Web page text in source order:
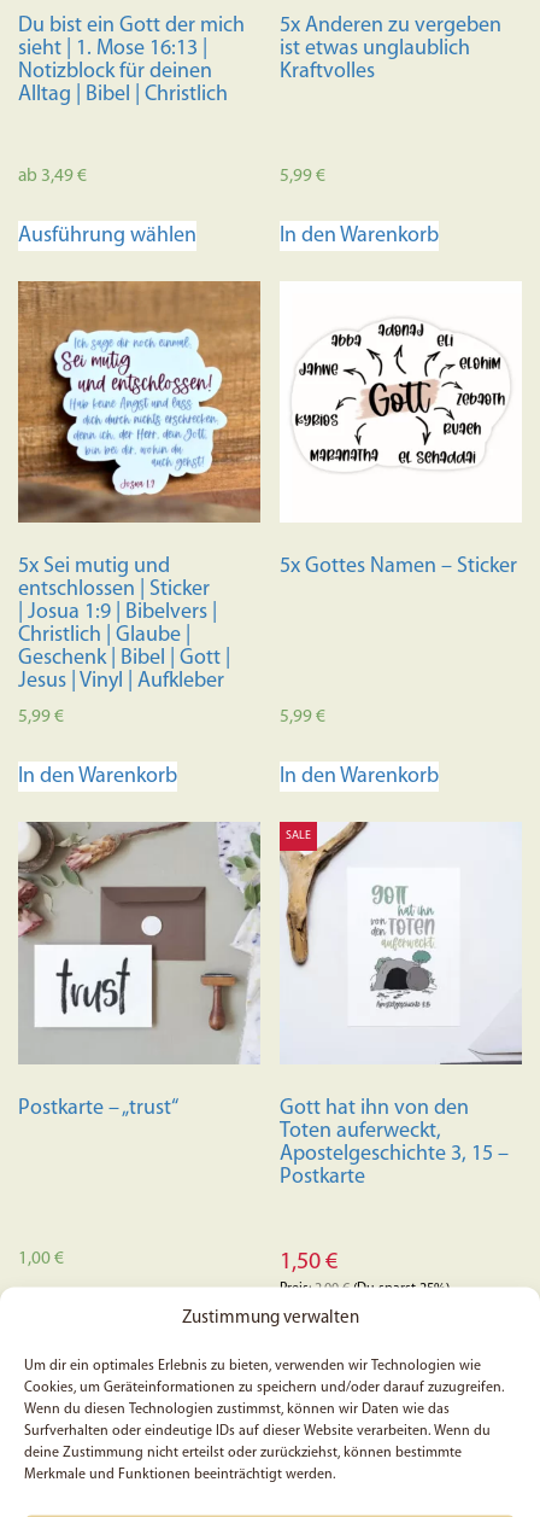
Zustimmung verwalten
Um dir ein optimales Erlebnis zu bieten, verwenden wir Technologien wie
Cookies, um Geräteinformationen zu speichern und/oder darauf zuzugreifen.
Wenn du diesen Technologien zustimmst, können wir Daten wie das
Surfverhalten oder eindeutige IDs auf dieser Website verarbeiten. Wenn du
deine Zustimmung nicht erteilst oder zurückziehst, können bestimmte
Merkmale und Funktionen beeinträchtigt werden.
Du bist ein Gott der mich
sieht | 1. Mose 16:13 |
Notizblock für deinen
Alltag | Bibel | Christlich
ab 3,49€
Ausführung wählen
mehrere
Varianten
auf.
Die
Optionen
können
auf
werden
5x Anderen zu vergeben
ist etwas unglaublich
Kraftvolles
5,99€
In den Warenkorb
5x Sei mutig und
entschlossen | Sticker
| Josua 1:9 | Bibelvers |
Christlich | Glaube |
Geschenk | Bibel | Gott |
Jesus | Vinyl | Aufkleber
5,99€
In den Warenkorb
5x Gottes Namen – Sticker
5,99€
In den Warenkorb
Postkarte – „trust“
1,00€
SALE
Gott hat ihn von den
Toten auferweckt,
Apostelgeschichte 3, 15 –
Postkarte
1,50€
Preis:2,00€(Du sparst 25%)